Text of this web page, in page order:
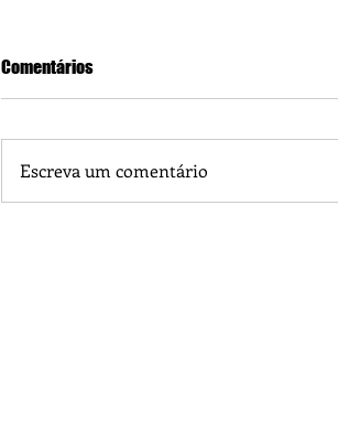
Comentários
Escreva um comentário